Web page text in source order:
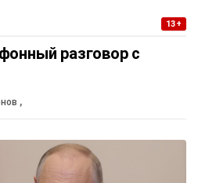
13+
разговор с
,